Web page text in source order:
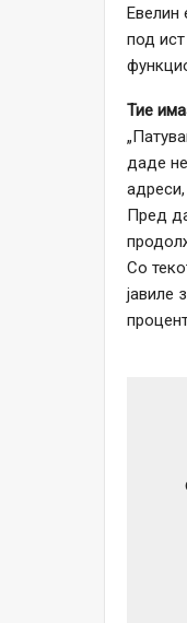
Евелин
под
Тие
даде
Пред
Со
јавиле